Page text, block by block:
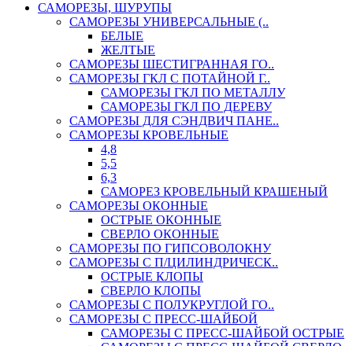
САМОРЕЗЫ, ШУРУПЫ
САМОРЕЗЫ УНИВЕРСАЛЬНЫЕ (..
БЕЛЫЕ
ЖЕЛТЫЕ
САМОРЕЗЫ ШЕСТИГРАННАЯ ГО..
САМОРЕЗЫ ГКЛ С ПОТАЙНОЙ Г..
САМОРЕЗЫ ГКЛ ПО МЕТАЛЛУ
САМОРЕЗЫ ГКЛ ПО ДЕРЕВУ
САМОРЕЗЫ ДЛЯ СЭНДВИЧ ПАНЕ..
САМОРЕЗЫ КРОВЕЛЬНЫЕ
4,8
5,5
6,3
САМОРЕЗ КРОВЕЛЬНЫЙ КРАШЕНЫЙ
САМОРЕЗЫ ОКОННЫЕ
ОСТРЫЕ ОКОННЫЕ
СВЕРЛО ОКОННЫЕ
САМОРЕЗЫ ПО ГИПСОВОЛОКНУ
САМОРЕЗЫ С П/ЦИЛИНДРИЧЕСК..
ОСТРЫЕ КЛОПЫ
СВЕРЛО КЛОПЫ
САМОРЕЗЫ С ПОЛУКРУГЛОЙ ГО..
САМОРЕЗЫ С ПРЕСС-ШАЙБОЙ
САМОРЕЗЫ С ПРЕСС-ШАЙБОЙ ОСТРЫЕ